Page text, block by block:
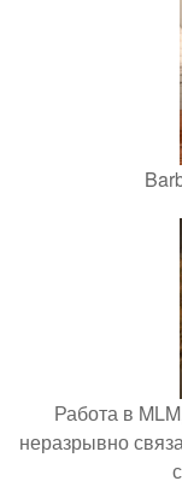
Работа в
неразрывно